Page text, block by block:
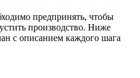
предпринять, чтобы
производство. Ниже
с описанием каждого шага